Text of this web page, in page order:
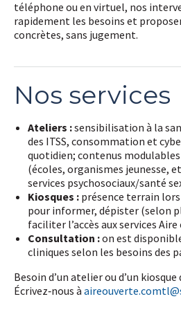
téléphone ou en virtuel, nos
rapidement les besoins et
concrètes, sans jugement.
Nos services
Ateliers :sensibilisation à la
des ITSS, consommation et
quotidien; contenus
(écoles, organismes jeunesse,
services psychosociaux/santé
Kiosques : présence terrain lors
pour informer, dépister (selon
faciliter l’accès aux services
Consultation :on est
cliniques selon les besoins des
Besoin d’un atelier ou d’un
Écrivez‑nous à